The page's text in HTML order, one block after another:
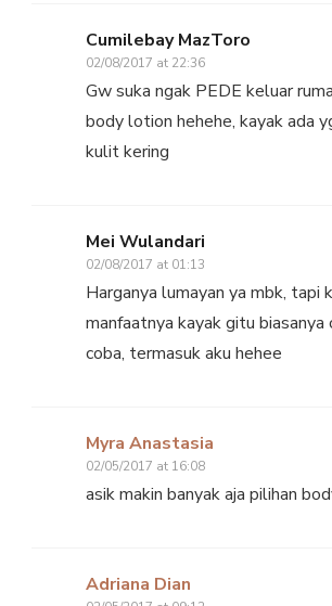
Cumilebay MazToro
02/08/2017 at 22:36
Gw suka ngak PEDE keluar
body lotion hehehe, kayak ada
kulit kering
Mei Wulandari
02/08/2017 at 01:13
Harganya lumayan ya mbk, tapi
manfaatnya kayak gitu biasanya
coba, termasuk aku hehee
Myra Anastasia
02/05/2017 at 16:08
asik makin banyak aja pilihan
Adriana Dian